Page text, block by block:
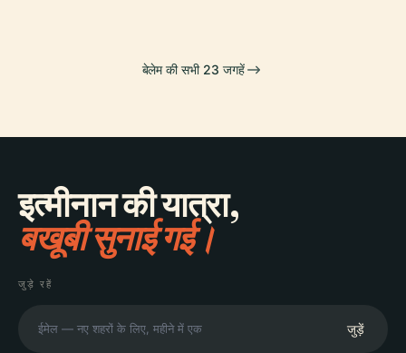
बेलेम की सभी 23 जगहें
इत्मीनान की यात्रा,
बखूबी सुनाई गई।
जुड़े रहें
जुड़ें